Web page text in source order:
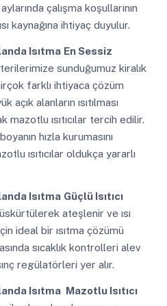
çalışma koşullarının
kaynağına ihtiyaç duyulur.
Isıtma En Sessiz
sunduğumuz kiralık
farklı ihtiyaca çözüm
açık alanların ısıtılması
mazotlu ısıtıcılar tercih edilir.
hızla kurumasını
ısıtıcılar oldukça yararlı
Isıtma Güçlü Isıtıcı
ateşlenir ve ısı
ideal bir ısıtma çözümü
sıcaklık kontrolleri alev
regülatörleri yer alır.
Isıtma Mazotlu Isıtıcı